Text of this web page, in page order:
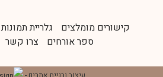
קישורים מומלצים גלריית תמונות
ספר אורחים
צרו קשר